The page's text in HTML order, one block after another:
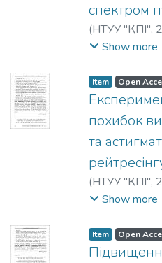
спектром
(НТУУ "КПІ",
О. В.;
Maglyovanaya,
Е. В.;
Show more
Item Open
похибок
та
(НТУУ "КПІ",
В. М.;
Г.;Сокуренко,
Show more
Item Open